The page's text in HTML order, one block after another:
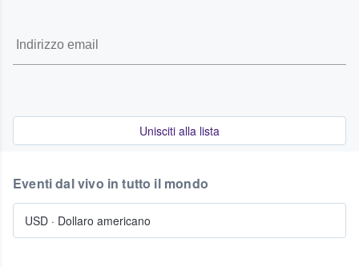
Unisciti alla lista
Eventi dal vivo in tutto il mondo
USD · Dollaro americano